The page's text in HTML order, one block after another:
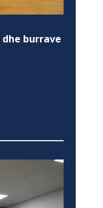
burrave